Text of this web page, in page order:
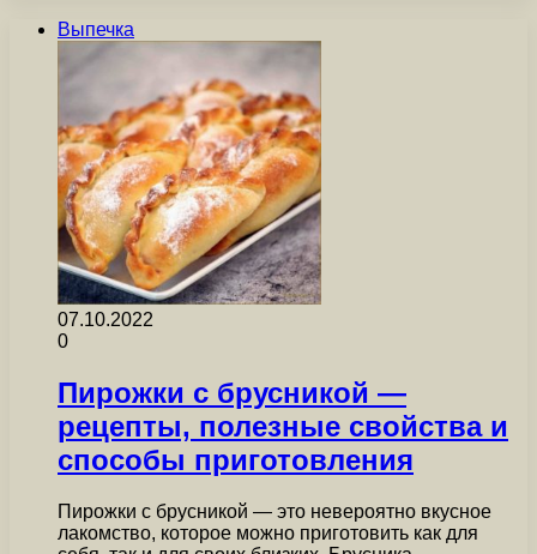
Выпечка
07.10.2022
0
Пирожки с брусникой —
рецепты, полезные свойства и
способы приготовления
Пирожки с брусникой — это невероятно вкусное
лакомство, которое можно приготовить как для